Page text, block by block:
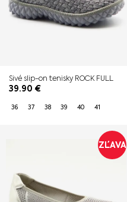
Sivé slip-on tenisky ROCK FULL
39.90 €
36 37 38 39 40 41
ZĽAVA